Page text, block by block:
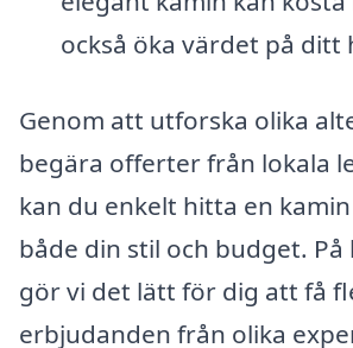
också öka värdet på ditt
Genom att utforska olika
begära offerter från lokala
kan du enkelt hitta en
både din stil och budget. På
gör vi det lätt för dig att få
erbjudanden från olika